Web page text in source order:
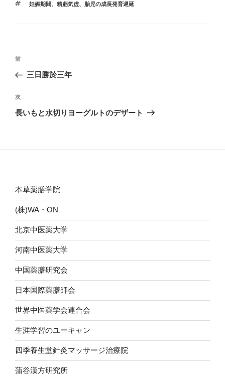
ゴ
タ
妊娠期間、 精虧気虚、 胎児の成長発育遅延
投
ナ
ビ
ゲ
前
の
稿
前
三日勝於三年
次
の
次
長いもと水切りヨーグルトのデザート
本草薬膳学院
(株)WA・ON
北京中医薬大学
河南中医薬大学
中国薬膳研究会
日本国際薬膳師会
世界中医薬学会連合会
生涯学習のユーキャン
四季養生堂針灸マッサージ治療院
蒲谷漢方研究所